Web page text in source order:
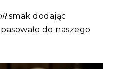
smak dodając
do naszego